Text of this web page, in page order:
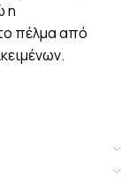
η
πέλμα από